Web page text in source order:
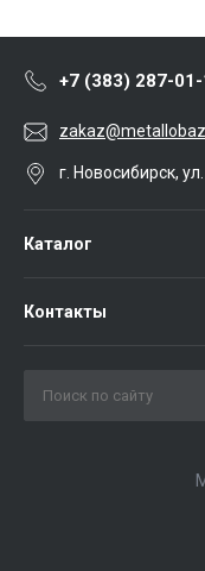
+7 (383) 287-
г. Новосибирск,
Каталог
Контакты